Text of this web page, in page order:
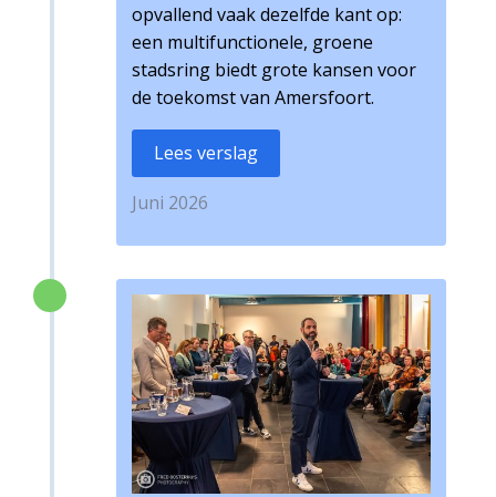
opvallend vaak dezelfde kant op:
een multifunctionele, groene
stadsring biedt grote kansen voor
de toekomst van Amersfoort.
Lees verslag
Juni 2026